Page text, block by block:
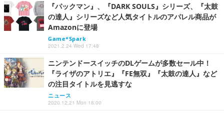
『パックマン』、『DARK SOULS』シリーズ、『太鼓
の達人』シリーズなど人気タイトルのアパレル商品が
Amazonに登場
Game*Spark
2021.2.24 Wed 17:48
ニンテンドースイッチのDLゲームが多数セール中！
『ライザのアトリエ』『FE無双』『太鼓の達人』など
の注目タイトルを見逃すな
ニュース
2020.12.21 Mon 18:00